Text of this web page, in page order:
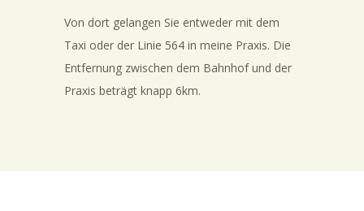
Von dort gelangen Sie entweder mit dem
Taxi oder der Linie 564 in meine Praxis. Die
Entfernung zwischen dem Bahnhof und der
Praxis beträgt knapp 6km.